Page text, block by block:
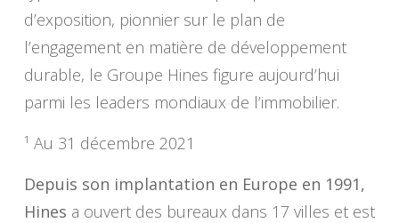
d’exposition, pionnier sur le plan de
l’engagement en matière de développement
durable, le Groupe Hines figure aujourd’hui
parmi les leaders mondiaux de l’immobilier.
¹ Au 31 décembre 2021
Depuis son implantation en Europe en 1991,
Hines a ouvert des bureaux dans 17 villes et est